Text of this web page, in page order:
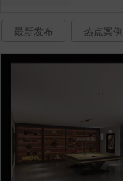
最新发布 热点案例